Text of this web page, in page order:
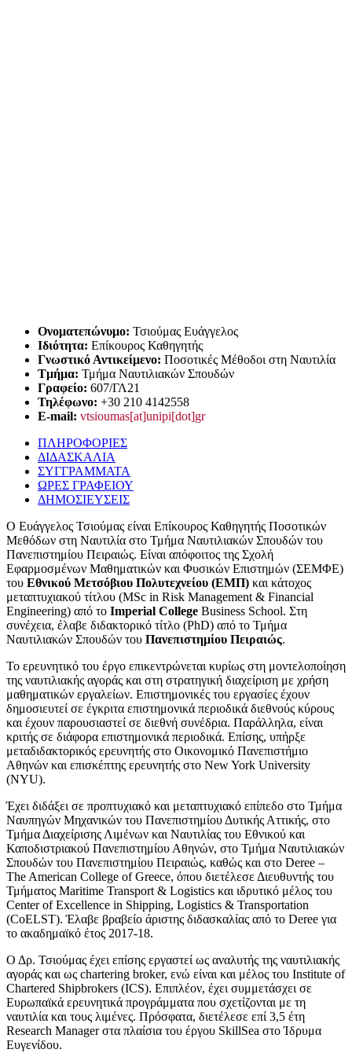
Ονοματεπώνυμο: Τσιούμας Eυάγγελος
Iδιότητα: Επίκουρος Καθηγητής
Γνωστικό Αντικείμενο: Ποσοτικές Μέθοδοι στη Ναυτιλία
Tμήμα: Τμήμα Ναυτιλιακών Σπουδών
Γραφείο: 607/ΓΛ21
Τηλέφωνο: +30 210 4142558
E-mail: vtsioumas[at]unipi[dot]gr
ΠΛΗΡΟΦΟΡΙΕΣ
ΔΙΔΑΣΚΑΛΙΑ
ΣΥΓΓΡΑΜΜΑΤΑ
ΩΡΕΣ ΓΡΑΦΕΙΟΥ
ΔΗΜΟΣΙΕΥΣΕΙΣ
Ο Ευάγγελος Τσιούμας είναι Επίκουρος Καθηγητής Ποσοτικών
Μεθόδων στη Ναυτιλία στο Τμήμα Ναυτιλιακών Σπουδών του
Πανεπιστημίου Πειραιώς. Είναι απόφοιτος της Σχολή
Εφαρμοσμένων Μαθηματικών και Φυσικών Επιστημών (ΣΕΜΦΕ)
του Εθνικού Μετσόβιου Πολυτεχνείου (ΕΜΠ) και κάτοχος
μεταπτυχιακού τίτλου (MSc in Risk Management & Financial
Engineering) από το Imperial College Business School. Στη
συνέχεια, έλαβε διδακτορικό τίτλο (PhD) από το Τμήμα
Ναυτιλιακών Σπουδών του Πανεπιστημίου Πειραιώς.
Το ερευνητικό του έργο επικεντρώνεται κυρίως στη μοντελοποίηση
της ναυτιλιακής αγοράς και στη στρατηγική διαχείριση με χρήση
μαθηματικών εργαλείων. Επιστημονικές του εργασίες έχουν
δημοσιευτεί σε έγκριτα επιστημονικά περιοδικά διεθνούς κύρους
και έχουν παρουσιαστεί σε διεθνή συνέδρια. Παράλληλα, είναι
κριτής σε διάφορα επιστημονικά περιοδικά. Επίσης, υπήρξε
μεταδιδακτορικός ερευνητής στο Οικονομικό Πανεπιστήμιο
Αθηνών και επισκέπτης ερευνητής στο New York University
(NYU).
Έχει διδάξει σε προπτυχιακό και μεταπτυχιακό επίπεδο στο Τμήμα
Ναυπηγών Μηχανικών του Πανεπιστημίου Δυτικής Αττικής, στο
Τμήμα Διαχείρισης Λιμένων και Ναυτιλίας του Εθνικού και
Καποδιστριακού Πανεπιστημίου Αθηνών, στο Τμήμα Ναυτιλιακών
Σπουδών του Πανεπιστημίου Πειραιώς, καθώς και στο Deree –
The American College of Greece, όπου διετέλεσε Διευθυντής του
Τμήματος Maritime Transport & Logistics και ιδρυτικό μέλος του
Center of Excellence in Shipping, Logistics & Transportation
(CoELST). Έλαβε βραβείο άριστης διδασκαλίας από το Deree για
το ακαδημαϊκό έτος 2017-18.
Ο Δρ. Τσιούμας έχει επίσης εργαστεί ως αναλυτής της ναυτιλιακής
αγοράς και ως chartering broker, ενώ είναι και μέλος του Institute of
Chartered Shipbrokers (ICS). Επιπλέον, έχει συμμετάσχει σε
Ευρωπαϊκά ερευνητικά προγράμματα που σχετίζονται με τη
ναυτιλία και τους λιμένες. Πρόσφατα, διετέλεσε επί 3,5 έτη
Research Manager στα πλαίσια του έργου SkillSea στο Ίδρυμα
Ευγενίδου.